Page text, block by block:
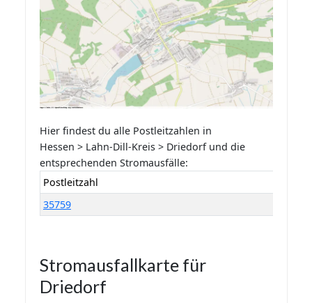
Hier findest du alle Postleitzahlen in
Hessen > Lahn-Dill-Kreis > Driedorf und die
entsprechenden Stromausfälle:
Postleitzahl
35759
Stromausfallkarte für
Driedorf